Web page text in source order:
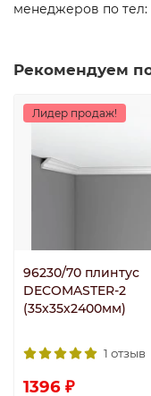
менеджеров по тел:
Рекомендуем
Лидер продаж!
96230/70 плинтус
DECOMASTER-2
(35х35х2400мм)
1 отзыв
1396 ₽